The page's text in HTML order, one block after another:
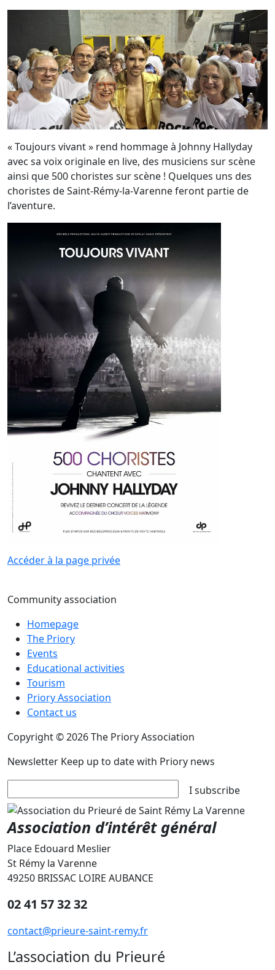
« Toujours vivant » rend hommage à Johnny Hallyday
avec sa voix originale en live, des musiciens sur scène
ainsi que 500 choristes sur scène ! Quelques uns des
choristes de Saint-Rémy-la-Varenne feront partie de
l’aventure.
Accéder à la page privée
Community association
Homepage
The Priory
Events
Educational activities
Tourism
Priory Association
Contact us
Copyright © 2026 The Priory Association
Newsletter Keep up to date with Priory news
I subscribe
Association d’intérêt général
Place Edouard Meslier
St Rémy la Varenne
49250 BRISSAC LOIRE AUBANCE
02 41 57 32 32
contact@prieure-saint-remy.fr
L’association du Prieuré